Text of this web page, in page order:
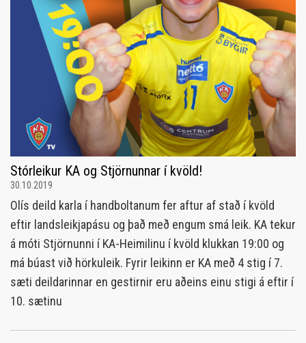
Stórleikur KA og Stjörnunnar í kvöld!
30.10.2019
Olís deild karla í handboltanum fer aftur af stað í kvöld
eftir landsleikjapásu og það með engum smá leik. KA tekur
á móti Stjörnunni í KA-Heimilinu í kvöld klukkan 19:00 og
má búast við hörkuleik. Fyrir leikinn er KA með 4 stig í 7.
sæti deildarinnar en gestirnir eru aðeins einu stigi á eftir í
10. sætinu